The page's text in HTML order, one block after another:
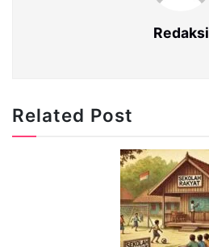
Redaksi
Related Post